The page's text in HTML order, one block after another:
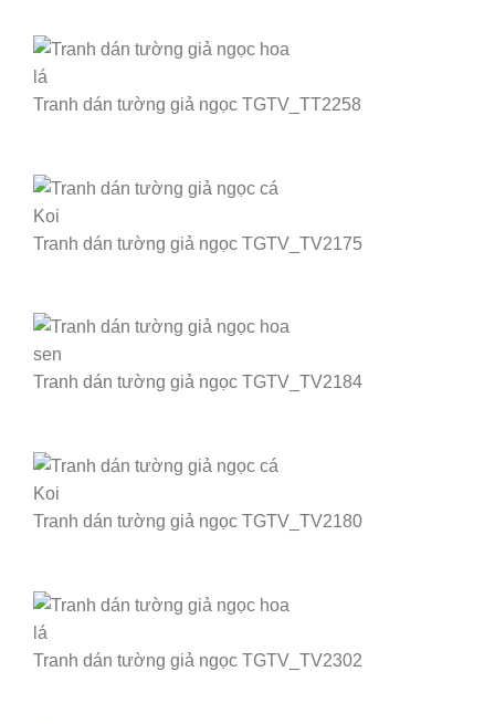
Tranh dán tường giả ngọc TGTV_TT2258
Tranh dán tường giả ngọc TGTV_TV2175
Tranh dán tường giả ngọc TGTV_TV2184
Tranh dán tường giả ngọc TGTV_TV2180
Tranh dán tường giả ngọc TGTV_TV2302